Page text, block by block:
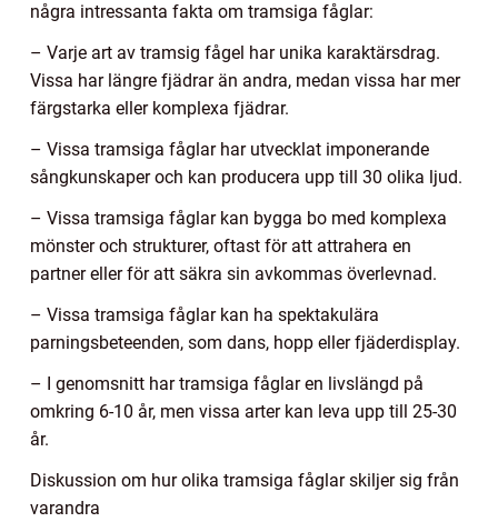
några intressanta fakta om tramsiga fåglar:
– Varje art av tramsig fågel har unika karaktärsdrag.
Vissa har längre fjädrar än andra, medan vissa har mer
färgstarka eller komplexa fjädrar.
– Vissa tramsiga fåglar har utvecklat imponerande
sångkunskaper och kan producera upp till 30 olika ljud.
– Vissa tramsiga fåglar kan bygga bo med komplexa
mönster och strukturer, oftast för att attrahera en
partner eller för att säkra sin avkommas överlevnad.
– Vissa tramsiga fåglar kan ha spektakulära
parningsbeteenden, som dans, hopp eller fjäderdisplay.
– I genomsnitt har tramsiga fåglar en livslängd på
omkring 6-10 år, men vissa arter kan leva upp till 25-30
år.
Diskussion om hur olika tramsiga fåglar skiljer sig från
varandra